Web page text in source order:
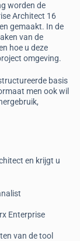
worden de
Architect 16
gemaakt. In de
van de
hoe u deze
omgeving.
basis
men ook wil
en krijgt u
Enterprise
van de tool